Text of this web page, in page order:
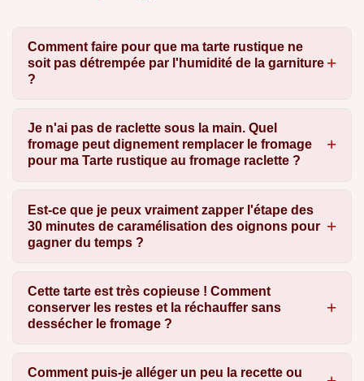
Comment faire pour que ma tarte rustique ne
soit pas détrempée par l'humidité de la garniture
?
Je n'ai pas de raclette sous la main. Quel
fromage peut dignement remplacer le fromage
pour ma Tarte rustique au fromage raclette ?
Est-ce que je peux vraiment zapper l'étape des
30 minutes de caramélisation des oignons pour
gagner du temps ?
Cette tarte est très copieuse ! Comment
conserver les restes et la réchauffer sans
dessécher le fromage ?
Comment puis-je alléger un peu la recette ou